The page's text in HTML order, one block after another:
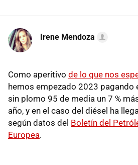
Irene Mendoza
Como aperitivo de lo que nos
hemos empezado 2023 pagando
sin plomo 95 de media un 7 %
año, y en el caso del diésel ha
según datos del Boletín del
Europea.